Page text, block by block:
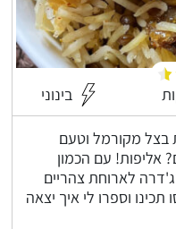
בינוני
בצל מקורמל וטעם
אליפות! עם הכמון
לארוחת צהריים
וספרו לי איך יצאה